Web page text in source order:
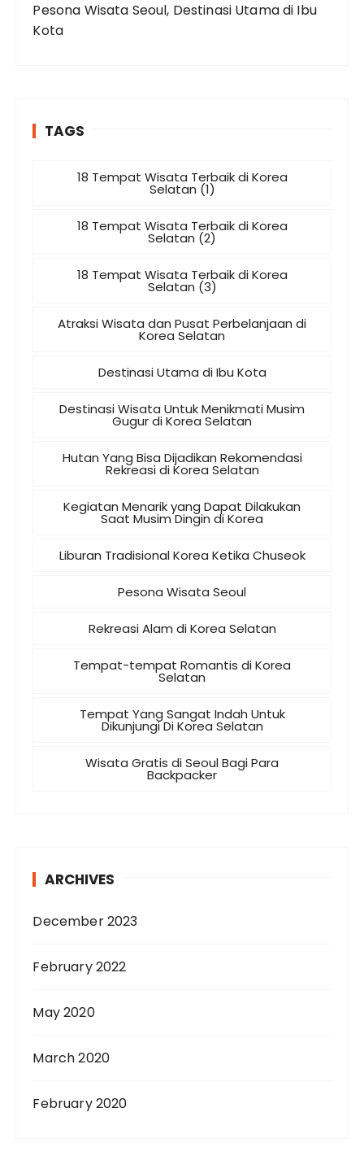
Pesona Wisata Seoul, Destinasi Utama di Ibu
Kota
TAGS
18 Tempat Wisata Terbaik di Korea
Selatan (1)
18 Tempat Wisata Terbaik di Korea
Selatan (2)
18 Tempat Wisata Terbaik di Korea
Selatan (3)
Atraksi Wisata dan Pusat Perbelanjaan di
Korea Selatan
Destinasi Utama di Ibu Kota
Destinasi Wisata Untuk Menikmati Musim
Gugur di Korea Selatan
Hutan Yang Bisa Dijadikan Rekomendasi
Rekreasi di Korea Selatan
Kegiatan Menarik yang Dapat Dilakukan
Saat Musim Dingin di Korea
Liburan Tradisional Korea Ketika Chuseok
Pesona Wisata Seoul
Rekreasi Alam di Korea Selatan
Tempat-tempat Romantis di Korea
Selatan
Tempat Yang Sangat Indah Untuk
Dikunjungi Di Korea Selatan
Wisata Gratis di Seoul Bagi Para
Backpacker
ARCHIVES
December 2023
February 2022
May 2020
March 2020
February 2020